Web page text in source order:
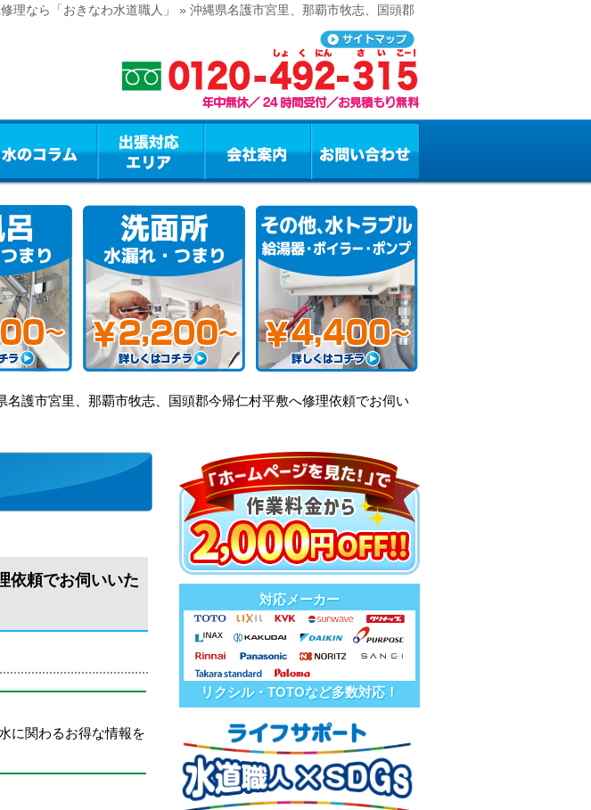
理なら「おきなわ水道職人」 » 沖縄県名護市宮里、那覇市牧志、国頭郡
名護市宮里、那覇市牧志、国頭郡今帰仁村平敷へ修理依頼でお伺い
依頼でお伺いいた
に関わるお得な情報を
対応メーカー
リクシル・TOTOなど多数対応！